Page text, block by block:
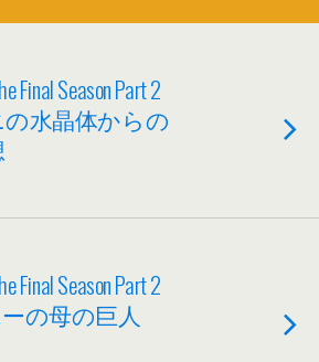
Season Part 2
水晶体からの
Season Part 2
の母の巨人